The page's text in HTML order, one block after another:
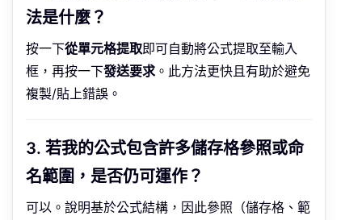
法是什麼？
按一下從單元格提取即可自動將公式提取至輸入
框，再按一下發送要求 。此方法更快且有助於避免
複製/貼上錯誤。
3. 若我的公式包含許多儲存格參照或命
名範圍，是否仍可運作？
可以。說明基於公式結構，因此參照（儲存格、範